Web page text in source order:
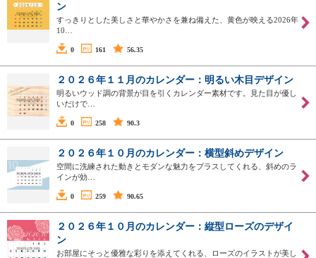
ン
すっきりとした美しさと華やかさを兼ね備えた、黄色が映える2026年
10…
0 161 56.35
２０２６年１１月のカレンダー：明るい木目デザイン
明るいウッド調の背景が目を引くカレンダー素材です。見た目が優し
いだけで…
0 258 90.3
２０２６年１０月のカレンダー：横型斜めデザイン
空間に洗練された動きとモダンな魅力をプラスしてくれる、斜めのラ
インが効…
0 259 90.65
２０２６年１０月のカレンダー：縦型ローズのデザイ
ン
お部屋にそっと優雅な彩りを添えてくれる、ローズのイラストが美し